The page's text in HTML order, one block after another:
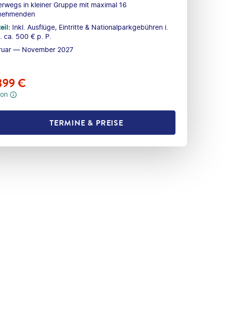
in kleiner Gruppe mit maximal 16
: Inkl. Ausflüge, Eintritte & Nationalparkgebühren i.
ca. 500 € p. P.
— November 2027
€
TERMINE & PREISE